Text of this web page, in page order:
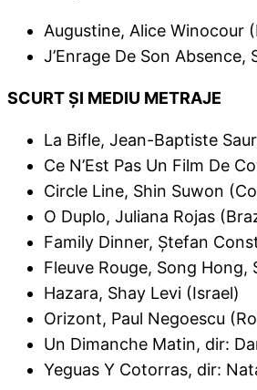
Augustine, Alice Winocour
J’Enrage De Son
SCURT ŞI MEDIU METRAJE
La Bifle, Jean-Baptiste
Ce N’Est Pas Un Film De
Circle Line, Shin Suwon
O Duplo, Juliana Rojas
Family Dinner, Ştefan
Fleuve Rouge, Song
Hazara, Shay Levi (Israel)
Orizont, Paul Negoescu
Un Dimanche Matin, dir:
Yeguas Y Cotorras, dir: